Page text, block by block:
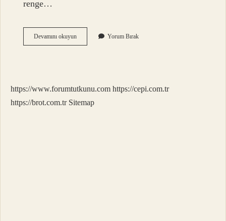
renge…
Devamını okuyunYakarca
Mavi
Yorum Bırak
https://www.forumtutkunu.com https://cepi.com.tr
https://brot.com.tr Sitemap